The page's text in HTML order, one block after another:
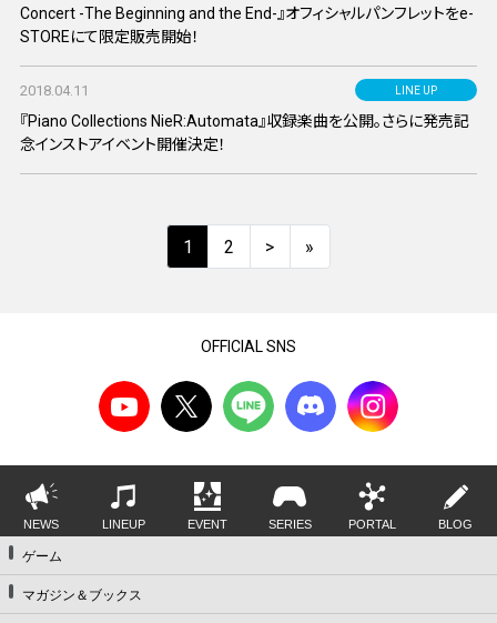
Concert -The Beginning and the End-』オフィシャルパンフレットをe-
STOREにて限定販売開始！
LINE UP
2018.04.11
『Piano Collections NieR:Automata』収録楽曲を公開。さらに発売記
念インストアイベント開催決定！
1 2 > »
OFFICIAL SNS
NEWS LINEUP EVENT SERIES PORTAL BLOG
ゲーム
マガジン＆ブックス